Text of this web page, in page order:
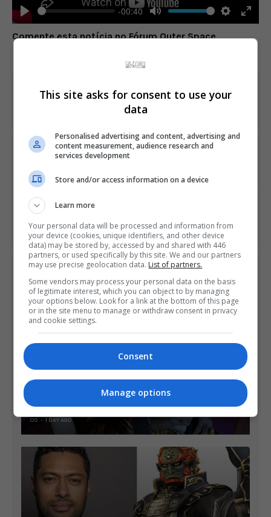
Play
-00:40
Mute Settings
Enter
Comente esta notícia no Fórum Outer Space
Share This
PREVIOUS ARTICLE
Ex-Ubisoft e EA, Jade Raymond é contratada pelo
Google
ÚLTIMAS NOTÍCIAS
Take-Two diz que sua vendas já são mais
de 90% no formato digital
OS 1 DAY AGO
This site asks for consent to use your
data
Personalised advertising and content, advertising and
content measurement, audience research and
services development
Store and/or access information on a device
Learn more
Your personal data will be processed and information from
your device (cookies, unique identifiers, and other device
data) may be stored by, accessed by and shared with 446
partners, or used specifically by this site. We and our partners
may use precise geolocation data. List of partners.
Some vendors may process your personal data on the basis
of legitimate interest, which you can object to by managing
your options below. Look for a link at the bottom of this page
or in the site menu to manage or withdraw consent in privacy
and cookie settings.
Consent
Manage options